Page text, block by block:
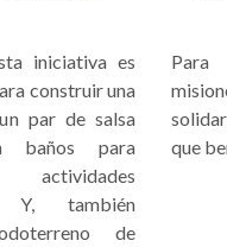
iniciativa es
construir una
par de salsa
baños para
Y, también
de
que